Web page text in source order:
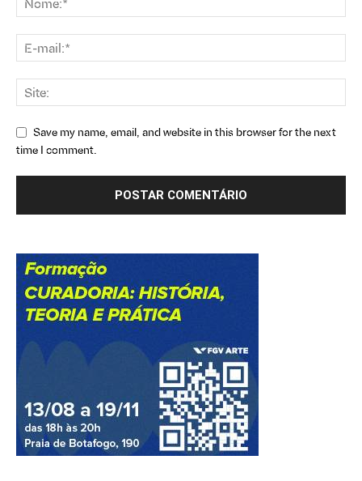
Save my name, email, and website in this browser for the next
time I comment.